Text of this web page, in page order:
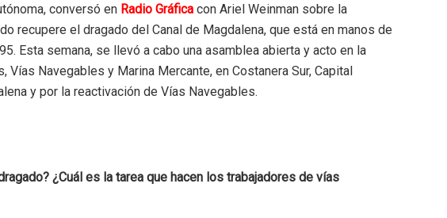
conversó en Radio Gráfica con Ariel Weinman sobre la
recupere el dragado del Canal de Magdalena, que está en manos de
Esta semana, se llevó a cabo una asamblea abierta y acto en la
Navegables y Marina Mercante, en Costanera Sur, Capital
y por la reactivación de Vías Navegables.
¿Cuál es la tarea que hacen los trabajadores de vías